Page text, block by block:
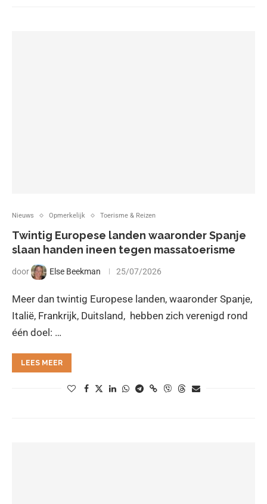
Nieuws Opmerkelijk Toerisme & Reizen
Twintig Europese landen waaronder Spanje
slaan handen ineen tegen massatoerisme
door Else Beekman 25/07/2026
Meer dan twintig Europese landen, waaronder Spanje,
Italië, Frankrijk, Duitsland, hebben zich verenigd rond
één doel: …
LEES MEER